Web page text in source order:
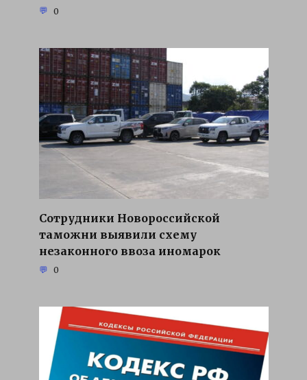
0
Сотрудники Новороссийской
таможни выявили схему
незаконного ввоза иномарок
0